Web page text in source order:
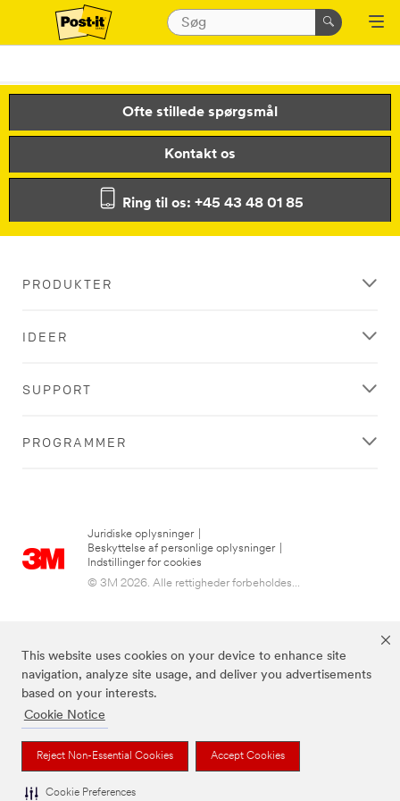
This website uses cookies on your device to enhance site
navigation, analyze site usage, and deliver you advertisements
based on your interests.
Cookie Notice
Reject Non-Essential Cookies Accept Cookies
Cookie Preferences
Ofte stillede spørgsmål
Kontakt os
Ring til os: +45 43 48 01 85
PRODUKTER
IDEER
SUPPORT
PROGRAMMER
Juridiske oplysninger
Beskyttelse af personlige oplysninger
Indstillinger for cookies
© 3M 2026. Alle rettigheder forbeholdes...
3M, Post-it® og farven Canary Yellow™ er varemærker tilhørende 3M.